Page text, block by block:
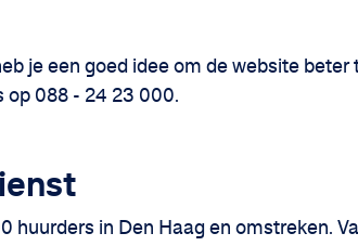
je een goed idee om de website
op 088 - 24 23 000.
huurders in Den Haag en omstreken.